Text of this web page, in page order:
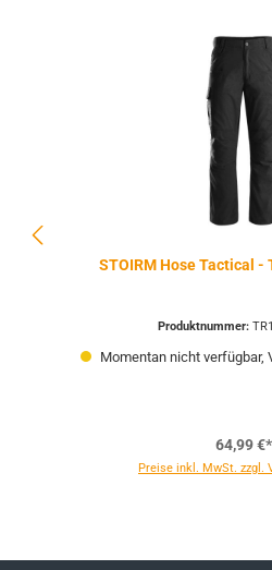
STOIRM Hose Tactical -
Produktnummer:
Momentan nicht verfügbar,
64,99 €*
Preise inkl. MwSt. zzgl.